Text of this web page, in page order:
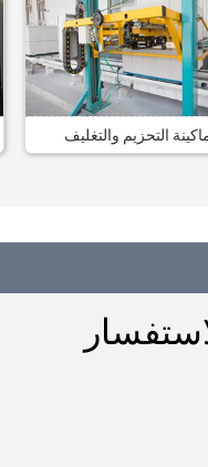
التحزيم والتغليف